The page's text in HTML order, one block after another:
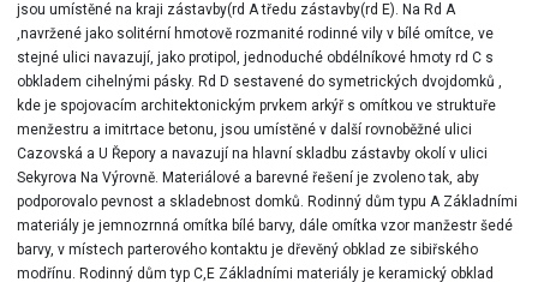
jsou umístěné na kraji zástavby(rd A tředu zástavby(rd E). Na Rd A
,navržené jako solitérní hmotově rozmanité rodinné vily v bílé omítce, ve
stejné ulici navazují, jako protipol, jednoduché obdélníkové hmoty rd C s
obkladem cihelnými pásky. Rd D sestavené do symetrických dvojdomků ,
kde je spojovacím architektonickým prvkem arkýř s omítkou ve struktuře
menžestru a imitrtace betonu, jsou umístěné v další rovnoběžné ulici
Cazovská a U Řepory a navazují na hlavní skladbu zástavby okolí v ulici
Sekyrova Na Výrovně. Materiálové a barevné řešení je zvoleno tak, aby
podporovalo pevnost a skladebnost domků. Rodinný dům typu A Základními
materiály je jemnozrnná omítka bílé barvy, dále omítka vzor manžestr šedé
barvy, v místech parterového kontaktu je dřevěný obklad ze sibiřského
modřínu. Rodinný dům typ C,E Základními materiály je keramický obklad